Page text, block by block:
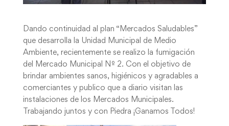
Dando continuidad al plan “Mercados Saludables”
que desarrolla la Unidad Municipal de Medio
Ambiente, recientemente se realizo la fumigación
del Mercado Municipal Nº 2. Con el objetivo de
brindar ambientes sanos, higiénicos y agradables a
comerciantes y publico que a diario visitan las
instalaciones de los Mercados Municipales.
Trabajando juntos y con Piedra ¡Ganamos Todos!